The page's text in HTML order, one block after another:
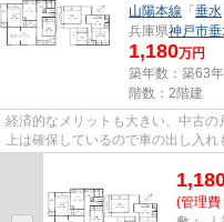
山陽本線 「 垂水
兵庫県神戸市垂
1,180万円
築年数：築63年
階数：2階建
経済的なメリットも大きい、中古
上は確保しているので車の出し入
(管理費